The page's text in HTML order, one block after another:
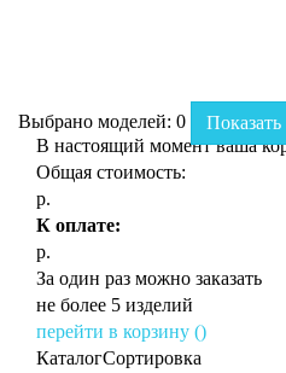
В настоящий момент ваша
Общая стоимость:
р.
К оплате:
р.
За один раз можно заказать
не более 5 изделий
перейти в корзину ()
КаталогСортировка
Выбрано моделей: 0